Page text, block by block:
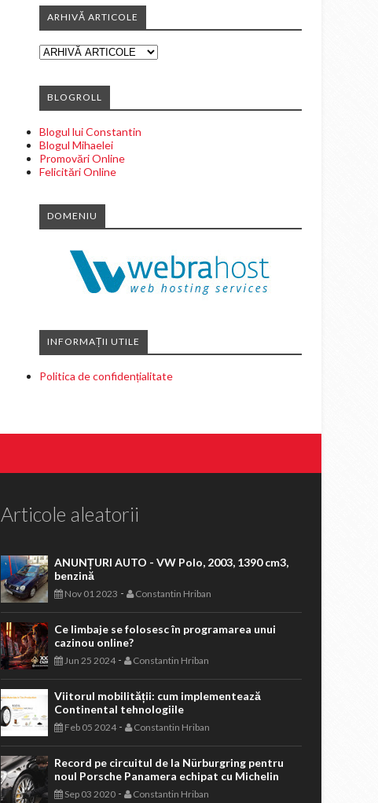
ARHIVĂ ARTICOLE
BLOGROLL
Blogul lui Constantin
Blogul Mihaelei
Promovări Online
Felicitări Online
DOMENIU
INFORMAȚII UTILE
Politica de confidențialitate
Articole aleatorii
ANUNȚURI AUTO - VW Polo, 2003, 1390 cm3,
benzină
Nov 01 2023 - Constantin Hriban
Ce limbaje se folosesc în programarea unui
cazinou online?
Jun 25 2024- Constantin Hriban
Viitorul mobilității: cum implementează
Continental tehnologiile
Feb 05 2024- Constantin Hriban
Record pe circuitul de la Nürburgring pentru
noul Porsche Panamera echipat cu Michelin
Sep 03 2020- Constantin Hriban